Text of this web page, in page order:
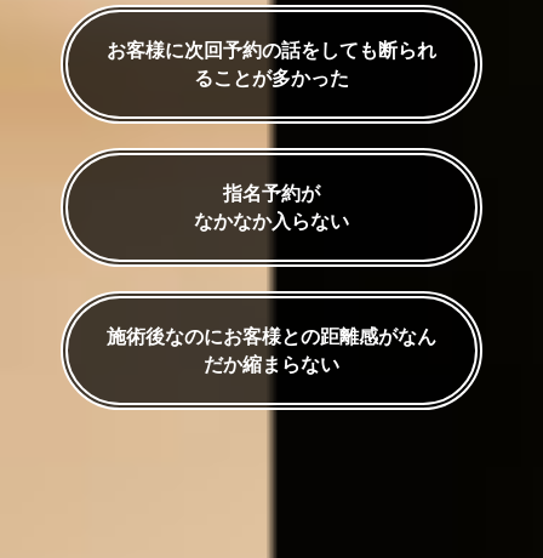
お客様に次回予約の話をしても断られ
ることが多かった
指名予約が
なかなか入らない
施術後なのにお客様との距離感がなん
だか縮まらない